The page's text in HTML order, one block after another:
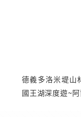
德義多洛米堤山
國王湖深度遊~